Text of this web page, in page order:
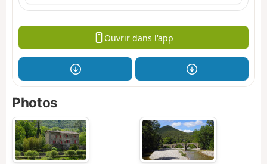
Ouvrir dans l'app
Photos